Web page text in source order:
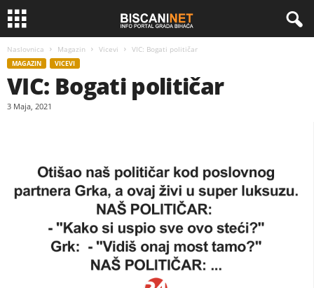
Naslovnica Magazin Vicevi VIC: Bogati političar
MAGAZIN VICEVI
VIC: Bogati političar
3 Maja, 2021